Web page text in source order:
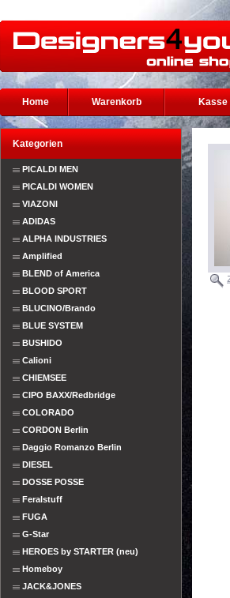
Home Warenkorb Kasse
Kategorien
PICALDI MEN
PICALDI WOMEN
VIAZONI
ADIDAS
ALPHA INDUSTRIES
Amplified
BLEND of America
BLOOD SPORT
BLUCINO/Brando
BLUE SYSTEM
BUSHIDO
Calioni
CHIEMSEE
CIPO BAXX/Redbridge
COLORADO
CORDON Berlin
Daggio Romanzo Berlin
DIESEL
DOSSE POSSE
Feralstuff
FUGA
G-Star
HEROES by STARTER (neu)
Homeboy
JACK&JONES